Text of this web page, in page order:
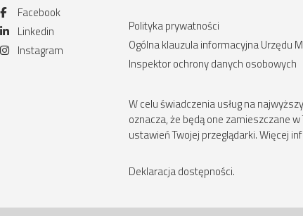
Facebook
Linkedin
Instagram
Polityka prywatności
Ogólna klauzula informacyjna Urzędu
Inspektor ochrony danych osobowych
W celu świadczenia usług na
oznacza, że będą one zamieszczane
ustawień Twojej przeglądarki. Więcej
Deklaracja dostępności.